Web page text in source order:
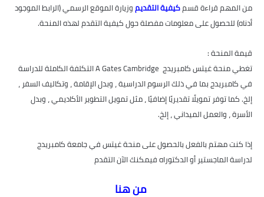
من المهم قراءة قسمكيفية التقديموزيارة الموقع الرسمي (الرابط الموجود
أدناه) للحصول على معلومات مفصلة حول كيفية التقدم لهذه المنحة.
قيمة المنحة :
تغطي منحة غيتس كامبريدج A Gates Cambridge التكلفة الكاملة للدراسة
في كامبريدج بما في ذلك الرسوم الدراسية ، وبدل الإقامة ، وتكاليف السفر ،
إلخ. كما توفر تمويلًا تقديريًا إضافيًا ، مثل تمويل التطوير الأكاديمي ، وبدل
الأسرة ، والعمل الميداني ، إلخ.
إذا كنت مهتم بالفعل بالحصول على منحة غيتس في جامعة كامبريدج
لدراسة الماجستير أو الدكتوراه فيمكنك الآن التقدم
من هنا